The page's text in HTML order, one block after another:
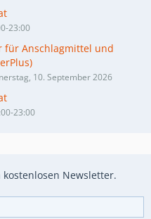
23:00
für Anschlagmittel und
10. September 2026
23:00
Newsletter.